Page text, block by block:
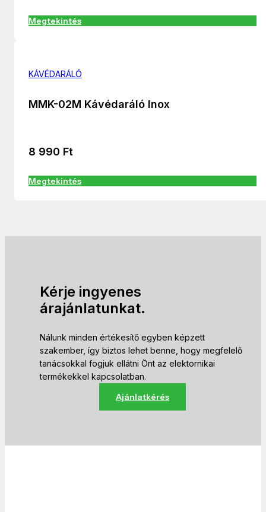
Megtekintés
KÁVÉDARÁLÓ
MMK-02M Kávédaráló Inox
8 990 Ft
Megtekintés
Kérje ingyenes
árajánlatunkat.
Nálunk minden értékesítő egyben képzett
szakember, így biztos lehet benne, hogy megfelelő
tanácsokkal fogjuk ellátni Önt az elektornikai
termékekkel kapcsolatban.
Ajánlatkérés